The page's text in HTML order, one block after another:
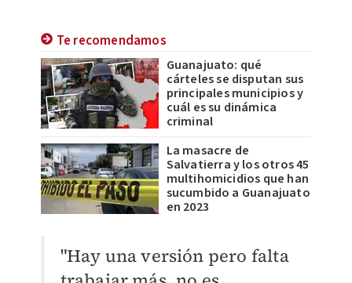
Te recomendamos
Guanajuato: qué
cárteles se disputan sus
principales municipios y
cuál es su dinámica
criminal
La masacre de
Salvatierra y los otros 45
multihomicidios que han
sucumbido a Guanajuato
en 2023
"Hay una versión pero falta